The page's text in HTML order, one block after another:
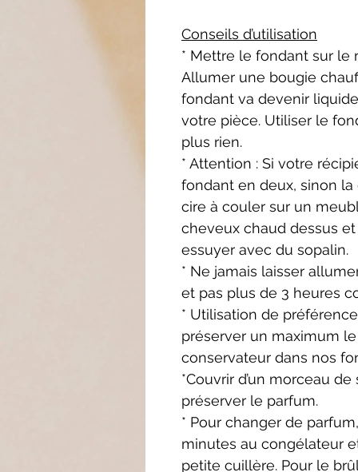
Conseils d’utilisation
* Mettre le fondant sur le
Allumer une bougie
fondant va devenir
votre pièce. Utiliser le
plus rien.
* Attention : Si votre
fondant en deux, sinon
cire à couler sur un
cheveux chaud dessus
essuyer avec du sopalin.
* Ne jamais laisser
et pas plus de 3 heures
* Utilisation de
préserver un maximum
conservateur dans nos
*Couvrir d’un morceau
préserver le parfum.
* Pour changer de
minutes au congélateur
petite cuillère. Pour le